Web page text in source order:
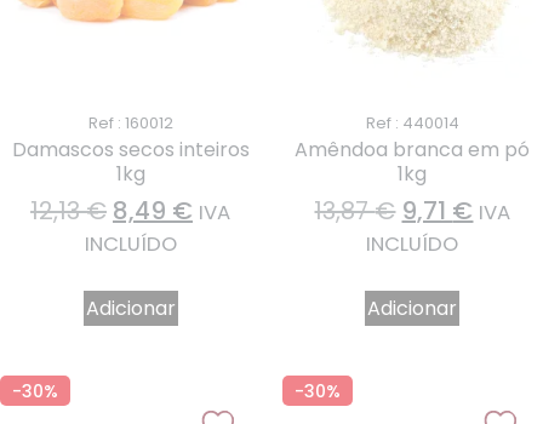
Ref : 160012
Damascos secos inteiros
1kg
12,13€ 8,49 € IVA
INCLUÍDO
Adicionar
Ref : 440014
Amêndoa branca em pó
1kg
13,87€ 9,71 € IVA
INCLUÍDO
Adicionar
-30% -30%